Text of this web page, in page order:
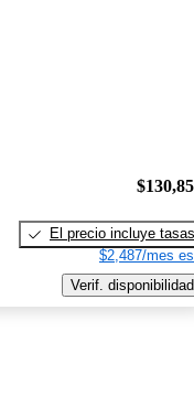
El precio incluye tasas
$2,487/mes
Verif. disponibilidad